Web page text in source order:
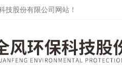
技股份有限公司网站！